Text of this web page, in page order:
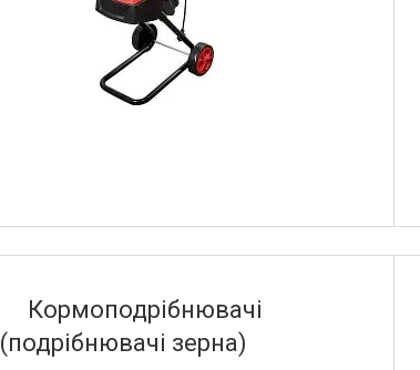
Кормоподрібнювачі
(подрібнювачі зерна)